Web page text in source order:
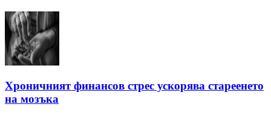
Хроничният финансов стрес ускорява стареенето
на мозъка